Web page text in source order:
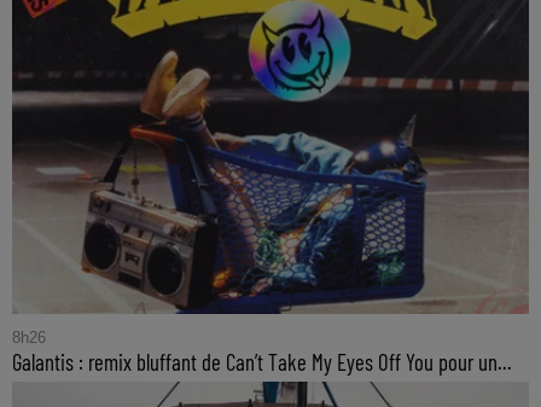
8h26
Galantis : remix bluffant de Can’t Take My Eyes Off You pour un...